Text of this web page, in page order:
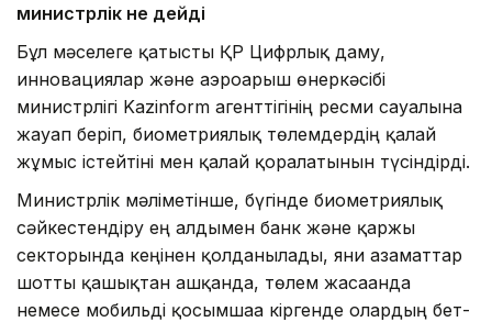
министрлік не дейді
Бұл мәселеге қатысты ҚР Цифрлық даму,
инновациялар және аэроғарыш өнеркәсібі
министрлігі Kazinform агенттігінің ресми сауалына
жауап беріп, биометриялық төлемдердің қалай
жұмыс істейтіні мен қалай қорғалатынын түсіндірді.
Министрлік мәліметінше, бүгінде биометриялық
сәйкестендіру ең алдымен банк және қаржы
секторында кеңінен қолданылады, яғни азаматтар
шотты қашықтан ашқанда, төлем жасағанда
немесе мобильді қосымшаға кіргенде олардың бет-